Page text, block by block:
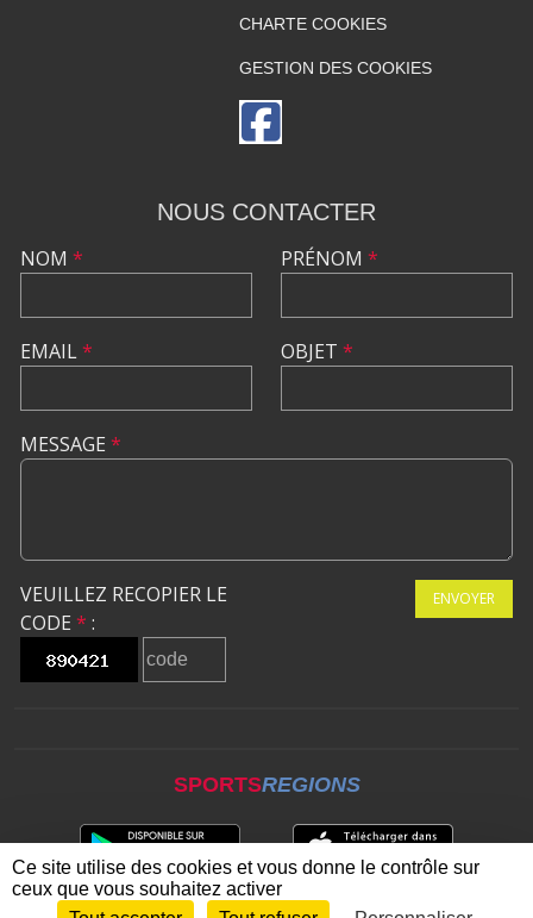
CHARTE COOKIES
GESTION DES COOKIES
NOUS CONTACTER
NOM *
EMAIL*
PRÉNOM *
OBJET *
MESSAGE *
VEUILLEZ RECOPIER LE
CODE * :
ENVOYER
SPORTSREGIONS
Ce site utilise des cookies et vous donne le contrôle sur
ceux que vous souhaitez activer